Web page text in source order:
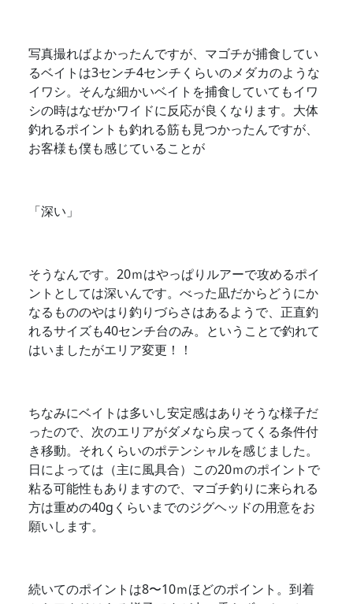
写真撮ればよかったんですが、マゴチが捕食してい
るベイトは3センチ4センチくらいのメダカのような
イワシ。そんな細かいベイトを捕食していてもイワ
シの時はなぜかワイドに反応が良くなります。大体
釣れるポイントも釣れる筋も見つかったんですが、
お客様も僕も感じていることが
「深い」
そうなんです。20ｍはやっぱりルアーで攻めるポイ
ントとしては深いんです。べった凪だからどうにか
なるもののやはり釣りづらさはあるようで、正直釣
れるサイズも40センチ台のみ。ということで釣れて
はいましたがエリア変更！！
ちなみにベイトは多いし安定感はありそうな様子だ
ったので、次のエリアがダメなら戻ってくる条件付
き移動。それくらいのポテンシャルを感じました。
日によっては（主に風具合）この20ｍのポイントで
粘る可能性もありますので、マゴチ釣りに来られる
方は重めの40gくらいまでのジグヘッドの用意をお
願いします。
続いてのポイントは8〜10ｍほどのポイント。到着